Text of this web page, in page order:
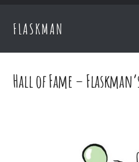
FLASKMAN
Hall of Fame –